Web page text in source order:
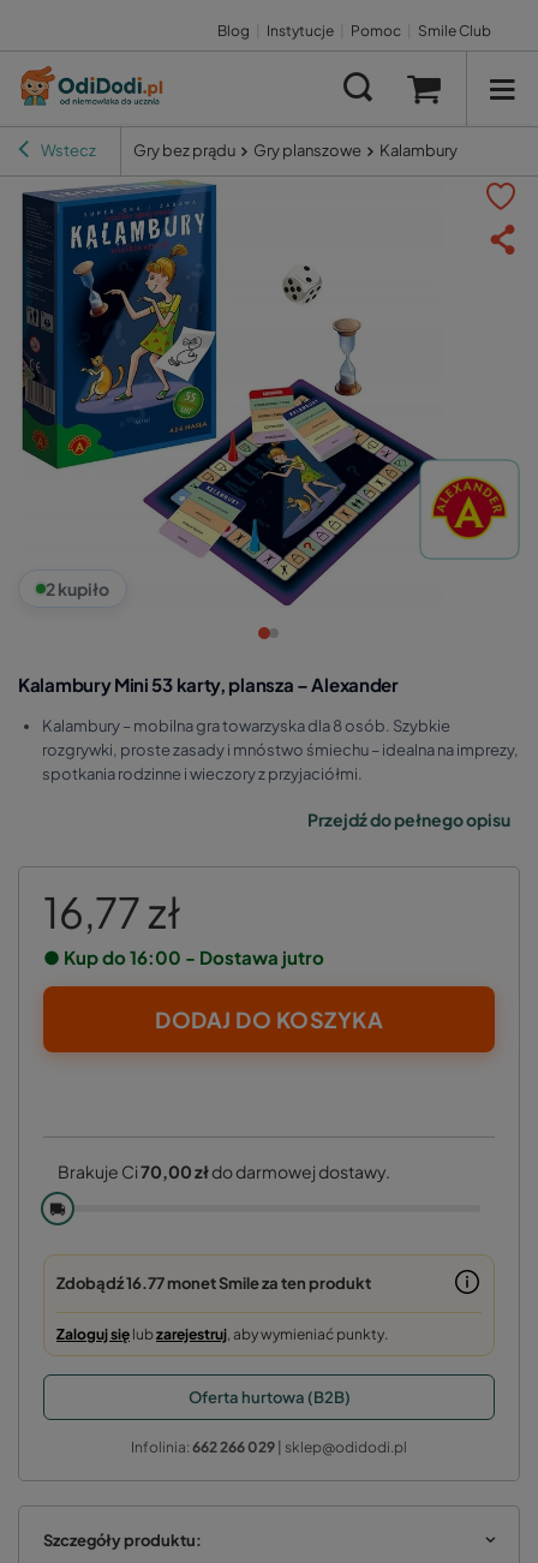
Blog Instytucje Pomoc Smile Club
Wstecz Gry bez prądu Gry planszowe Kalambury
2 kupiło
Kalambury Mini 53 karty, plansza – Alexander
Kalambury – mobilna gra towarzyska dla 8 osób. Szybkie
rozgrywki, proste zasady i mnóstwo śmiechu – idealna na imprezy,
spotkania rodzinne i wieczory z przyjaciółmi.
Przejdź do pełnego opisu
16,77 zł
● Kup do 16:00 - Dostawa jutro
DODAJ DO KOSZYKA
Brakuje Ci70,00 złdo darmowej dostawy.
🚚
Zdobądź16.77 monetSmile za ten produkt
Zaloguj się lubzarejestruj, aby wymieniać punkty.
Oferta hurtowa (B2B)
Infolinia: 662 266 029 | sklep@odidodi.pl
Szczegóły produktu: